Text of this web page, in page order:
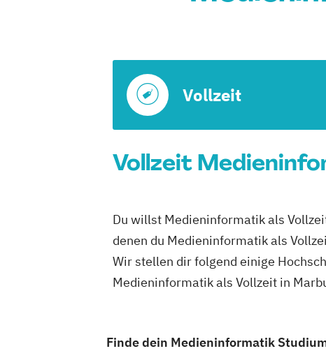
Vollzeit
Vollzeit
Du willst Medieninformatik als
denen du Medieninformatik als
Wir stellen dir folgend einige
Medieninformatik als Vollzeit in
Finde dein Medieninformatik